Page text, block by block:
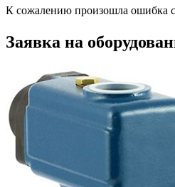
К сожалению произошла ошибка
Заявка на